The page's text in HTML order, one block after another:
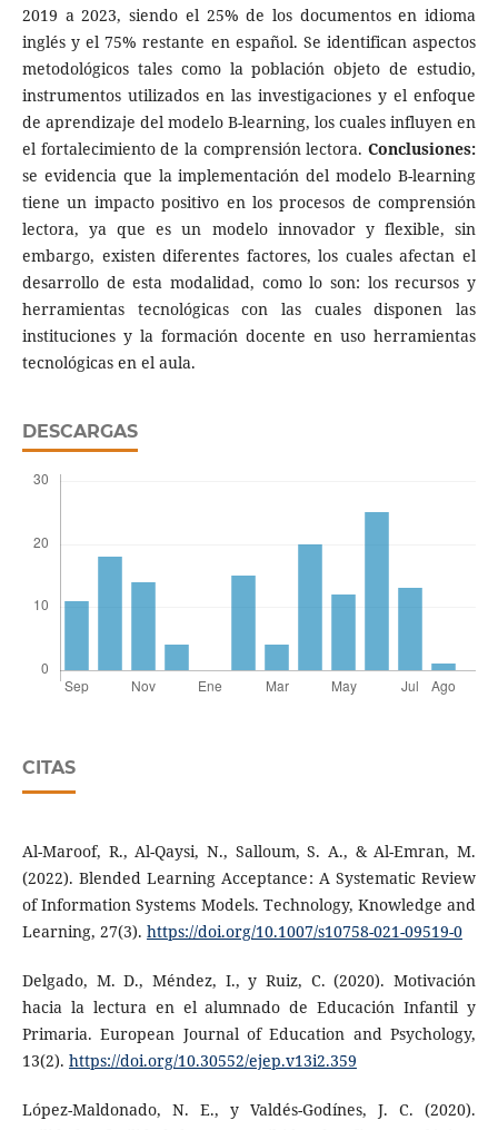
2019 a 2023, siendo el 25% de los documentos en idioma
inglés y el 75% restante en español. Se identifican aspectos
metodológicos tales como la población objeto de estudio,
instrumentos utilizados en las investigaciones y el enfoque
de aprendizaje del modelo B-learning, los cuales influyen en
el fortalecimiento de la comprensión lectora.Conclusiones:
se evidencia que la implementación del modelo B-learning
tiene un impacto positivo en los procesos de comprensión
lectora, ya que es un modelo innovador y flexible, sin
embargo, existen diferentes factores, los cuales afectan el
desarrollo de esta modalidad, como lo son: los recursos y
herramientas tecnológicas con las cuales disponen las
instituciones y la formación docente en uso herramientas
tecnológicas en el aula.
DESCARGAS
CITAS
Al-Maroof, R., Al-Qaysi, N., Salloum, S. A., & Al-Emran, M.
(2022). Blended Learning Acceptance: A Systematic Review
of Information Systems Models. Technology, Knowledge and
Learning, 27(3). https://doi.org/10.1007/s10758-021-09519-0
Delgado, M. D., Méndez, I., y Ruiz, C. (2020). Motivación
hacia la lectura en el alumnado de Educación Infantil y
Primaria. European Journal of Education and Psychology,
13(2). https://doi.org/10.30552/ejep.v13i2.359
López-Maldonado, N. E., y Valdés-Godínes, J. C. (2020).